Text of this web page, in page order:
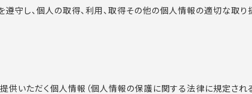
守し、個人の取得、利用、取得その他の個人情報の適切な取り
供いただく個人情報（個人情報の保護に関する法律に規定され